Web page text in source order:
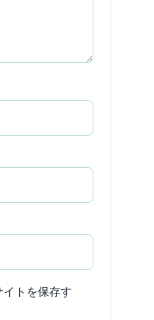
トを保存す